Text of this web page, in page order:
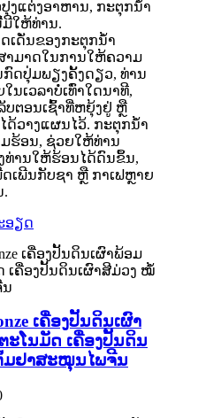
ງແຕ່ງອາຫານ, ກະຕຸກນ້ຳ
ໃຫ້ທ່ານ.
ເດັ່ນຂອງກະຕຸກນ້ຳ
າມາດໃນການໃຫ້ຄວາມ
ດປຸ່ມພຽງຄັ້ງດຽວ, ທ່ານ
ນເວລາບໍ່ເທົ່າໃດນາທີ,
ບຕອນເຊົ້າທີ່ຫຍຸ້ງຢູ່ ຫຼື
ດ້ວາງແຜນໄວ້. ກະຕຸກນ້ຳ
ຮ້ອນ, ຊ່ວຍໃຫ້ທ່ານ
ທ່ານໃຫ້ຮ້ອນໄດ້ດົນຂຶ້ນ,
ເພີນກັບຊາ ຫຼື ກາເຟຫຼາຍ
.
ອຽດ
ເຄື່ອງປັ້ນດິນເຜົາ
ໂນມັດ ເຄື່ອງປັ້ນດິນ
ມຢາສະໝຸນໄພຈີນ